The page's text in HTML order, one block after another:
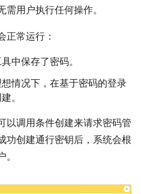
用户执行任何操作。
正常运行：
中保存了密码。
情况下，在基于密码的登录
。
以调用条件创建来请求密码管
功创建通行密钥后，系统会根